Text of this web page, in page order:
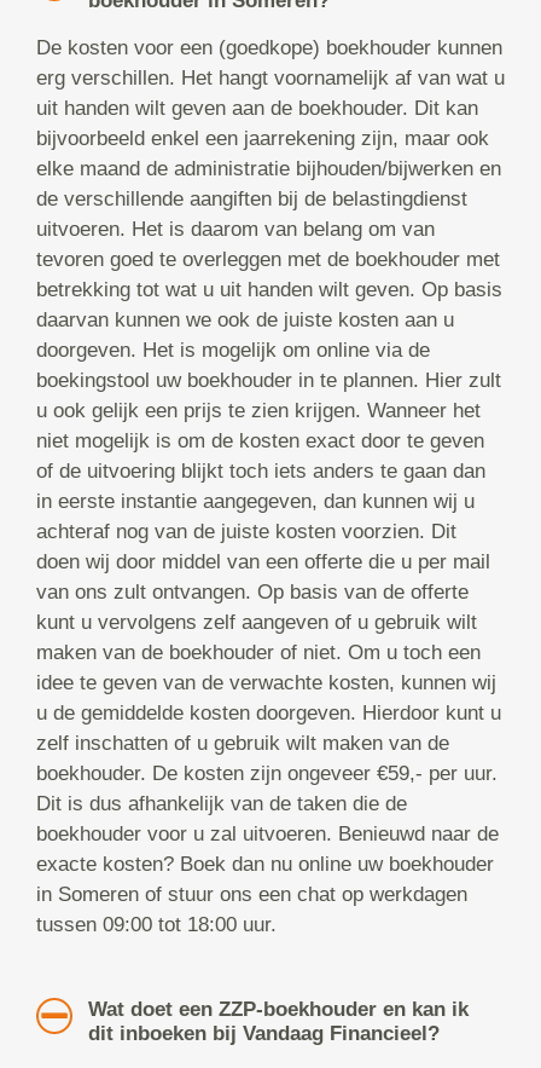
De kosten voor een (goedkope) boekhouder kunnen
erg verschillen. Het hangt voornamelijk af van wat u
uit handen wilt geven aan de boekhouder. Dit kan
bijvoorbeeld enkel een jaarrekening zijn, maar ook
elke maand de administratie bijhouden/bijwerken en
de verschillende aangiften bij de belastingdienst
uitvoeren. Het is daarom van belang om van
tevoren goed te overleggen met de boekhouder met
betrekking tot wat u uit handen wilt geven. Op basis
daarvan kunnen we ook de juiste kosten aan u
doorgeven. Het is mogelijk om online via de
boekingstool uw boekhouder in te plannen. Hier zult
u ook gelijk een prijs te zien krijgen. Wanneer het
niet mogelijk is om de kosten exact door te geven
of de uitvoering blijkt toch iets anders te gaan dan
in eerste instantie aangegeven, dan kunnen wij u
achteraf nog van de juiste kosten voorzien. Dit
doen wij door middel van een offerte die u per mail
van ons zult ontvangen. Op basis van de offerte
kunt u vervolgens zelf aangeven of u gebruik wilt
maken van de boekhouder of niet. Om u toch een
idee te geven van de verwachte kosten, kunnen wij
u de gemiddelde kosten doorgeven. Hierdoor kunt u
zelf inschatten of u gebruik wilt maken van de
boekhouder. De kosten zijn ongeveer €59,- per uur.
Dit is dus afhankelijk van de taken die de
boekhouder voor u zal uitvoeren. Benieuwd naar de
exacte kosten? Boek dan nu online uw boekhouder
in Someren of stuur ons een chat op werkdagen
tussen 09:00 tot 18:00 uur.
Wat doet een ZZP-boekhouder en kan ik
dit inboeken bij Vandaag Financieel?